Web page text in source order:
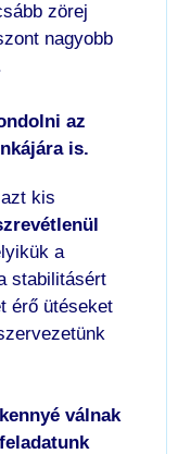
zörej
nagyobb
az
is.
kis
a
stabilitásért
érő ütéseket
válnak